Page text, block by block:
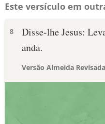
Este versículo em
8
Disse-lhe Jesus:
anda.
Versão Almeida